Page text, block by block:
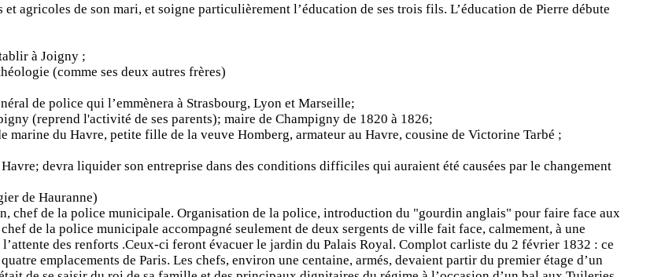
agricoles de son mari, et soigne particulièrement l’éducation de ses trois fils. L’éducation de Pierre débute
à Joigny ;
(comme ses deux autres frères)
de police qui l’emmènera à Strasbourg, Lyon et Marseille;
(reprend l'activité de ses parents); maire de Champigny de 1820 à 1826;
marine du Havre, petite fille de la veuve Homberg, armateur au Havre, cousine de Victorine Tarbé ;
devra liquider son entreprise dans des conditions difficiles qui auraient été causées par le changement
de Hauranne)
chef de la police municipale. Organisation de la police, introduction du "gourdin anglais" pour faire face aux
de la police municipale accompagné seulement de deux sergents de ville fait face, calmement, à une
des renforts .Ceux-ci feront évacuer le jardin du Palais Royal. Complot carliste du 2 février 1832 : ce
emplacements de Paris. Les chefs, environ une centaine, armés, devaient partir du premier étage d’un